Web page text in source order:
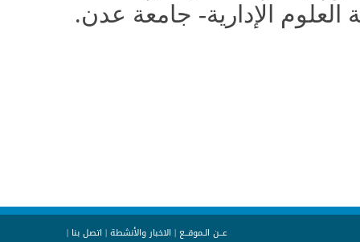
الإدارية- جامعة عدن.
عــن الـموقــع|الاخبار والأنشطة|اتصل بنا|